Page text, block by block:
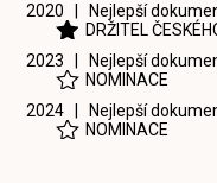
2020 | Nejlepší
DRŽITEL
2023 | Nejlepší
NOMINACE
2024 | Nejlepší
NOMINACE